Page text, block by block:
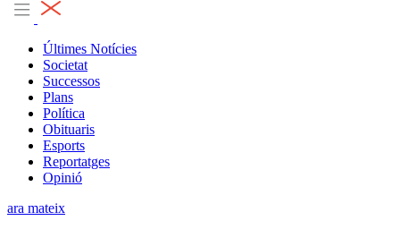
Últimes Notícies
Societat
Successos
Plans
Política
Obituaris
Esports
Reportatges
Opinió
ara mateix